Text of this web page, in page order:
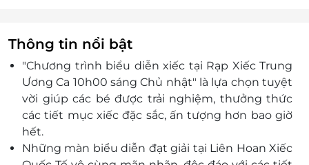
Thông tin nổi bật
"Chương trình biểu diễn xiếc tại Rạp Xiếc Trung
Ương Ca 10h00 sáng Chủ nhật" là lựa chọn tuyệt
vời giúp các bé được trải nghiệm, thưởng thức
các tiết mục xiếc đặc sắc, ấn tượng hơn bao giờ
hết.
Những màn biểu diễn đạt giải tại Liên Hoan Xiếc